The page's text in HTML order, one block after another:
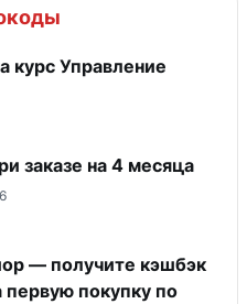
курс Управление
заказе на 4 месяца
— получите кэшбэк
первую покупку по